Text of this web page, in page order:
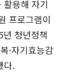
활용해 자기
프로그램이
청년정책
·자기효능감
다.